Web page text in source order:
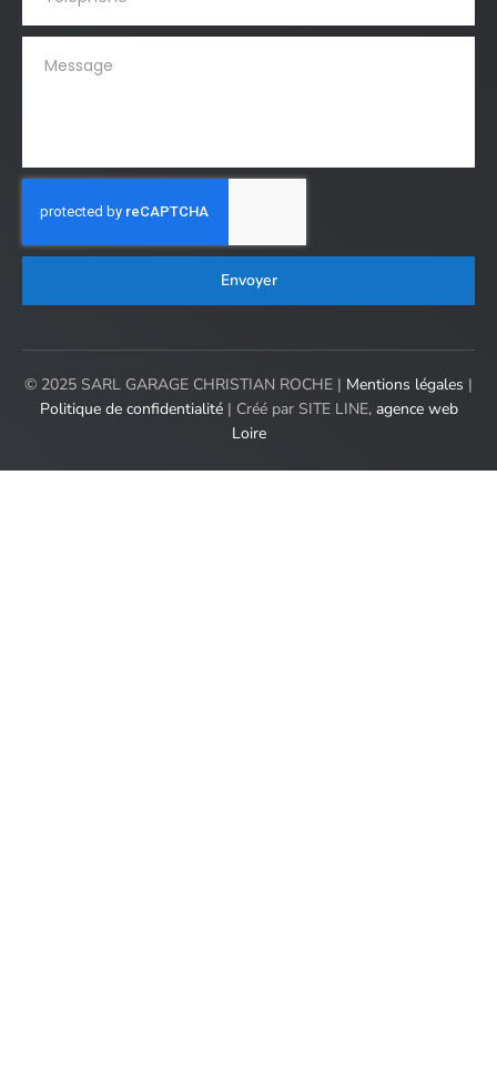
Envoyer
© 2025 SARL GARAGE CHRISTIAN ROCHE | Mentions légales |
Politique de confidentialité| Créé par SITE LINE, agence web
Loire